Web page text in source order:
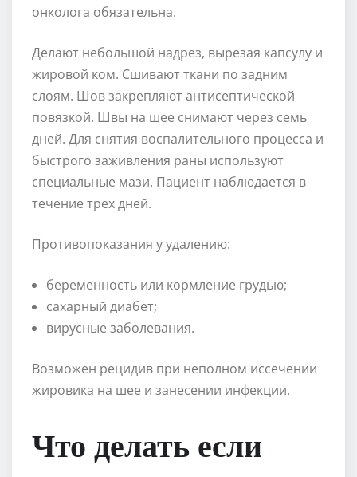
онколога обязательна.
Делают небольшой надрез, вырезая капсулу и
жировой ком. Сшивают ткани по задним
слоям. Шов закрепляют антисептической
повязкой. Швы на шее снимают через семь
дней. Для снятия воспалительного процесса и
быстрого заживления раны используют
специальные мази. Пациент наблюдается в
течение трех дней.
Противопоказания у удалению:
беременность или кормление грудью;
сахарный диабет;
вирусные заболевания.
Возможен рецидив при неполном иссечении
жировика на шее и занесении инфекции.
Что делать если